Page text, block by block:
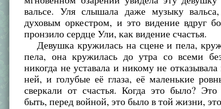
вальсе. Уля слышала даже музыку
духовым оркестром, и это видение вдруг
пронзило сердце Ули, как видение счастья.
Девушка кружилась на сцене и пела,
пела, она кружилась до утра со всеми
никогда не уставала и никому не
ней, и голубые её глаза, её маленькие
сверкали от счастья. Когда это было?
быть, перед войной, это было в той жизни,